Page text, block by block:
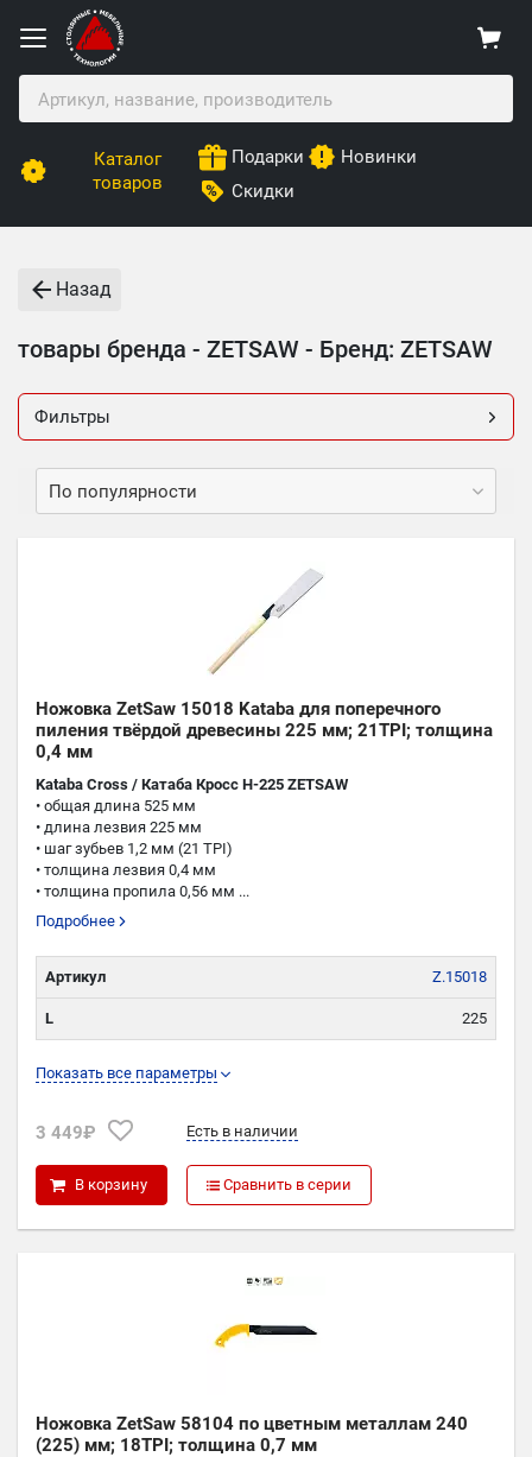
Каталог
товаров
Подарки
Новинки
Скидки
Назад
товары бренда - ZETSAW - Бренд: ZETSAW
Фильтры
Ножовка ZetSaw 15018 Kataba для поперечного
пиления твёрдой древесины 225 мм; 21TPI; толщина
0,4 мм
Kataba Cross / Катаба Кросс H-225 ZETSAW
• общая длина 525 мм
• длина лезвия 225 мм
• шаг зубьев 1,2 мм (21 TPI)
• толщина лезвия 0,4 мм
• толщина пропила 0,56 мм ...
Подробнее
Показать все параметры
Артикул Z.15018
L 225
3 449₽ Есть в наличии
В корзину Сравнить в серии
Ножовка ZetSaw 58104 по цветным металлам 240
(225) мм; 18TPI; толщина 0,7 мм